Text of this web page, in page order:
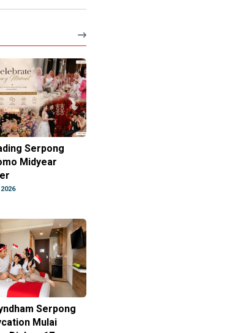
Serpong
Midyear
Serpong
Mulai